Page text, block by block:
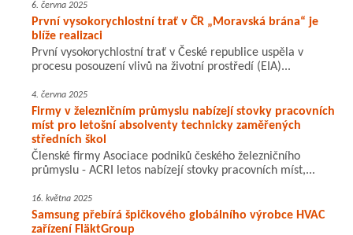
6. června 2025
První vysokorychlostní trať v ČR „Moravská brána“ je
blíže realizaci
První vysokorychlostní trať v České republice uspěla v
procesu posouzení vlivů na životní prostředí (EIA)...
4. června 2025
Firmy v železničním průmyslu nabízejí stovky pracovních
míst pro letošní absolventy technicky zaměřených
středních škol
Členské firmy Asociace podniků českého železničního
průmyslu - ACRI letos nabízejí stovky pracovních míst,...
16. května 2025
Samsung přebírá špičkového globálního výrobce HVAC
zařízení FläktGroup